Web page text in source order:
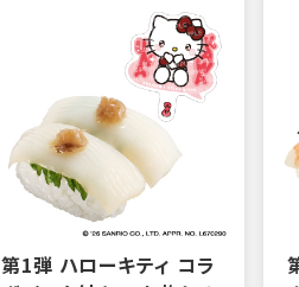
第1弾 ハローキティ コラ